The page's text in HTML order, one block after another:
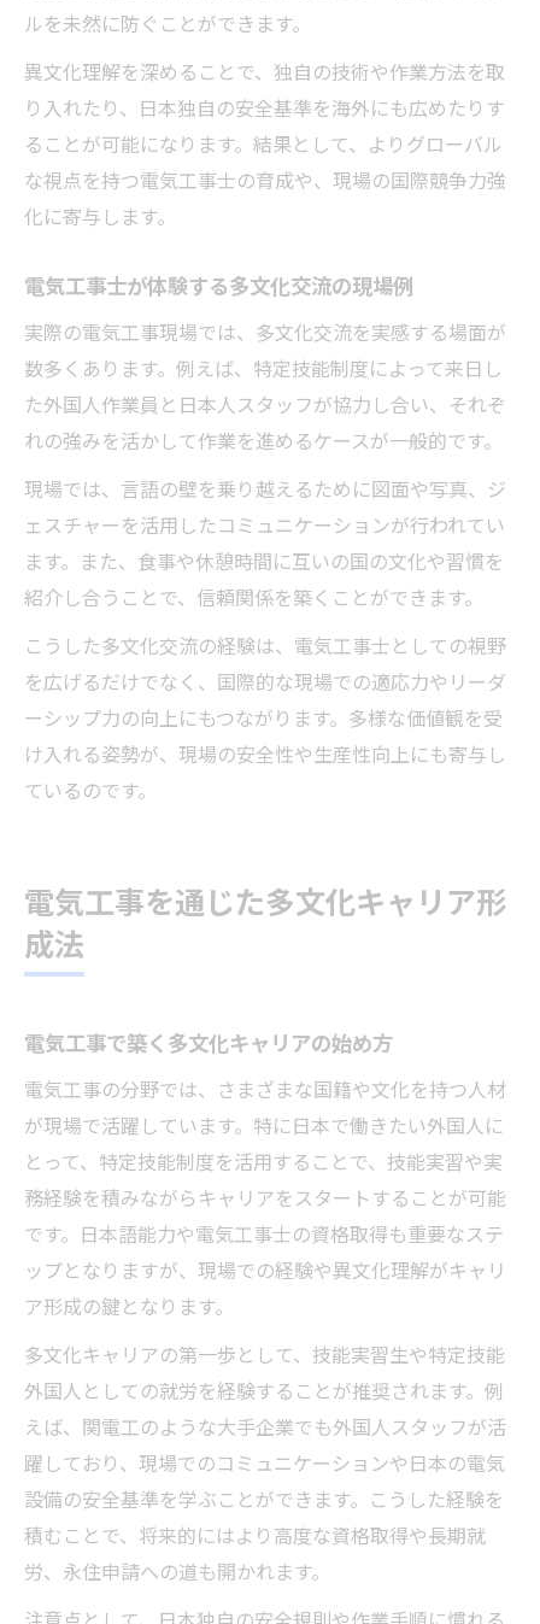
ルを未然に防ぐことができます。
異文化理解を深めることで、独自の技術や作業方法を取
り入れたり、日本独自の安全基準を海外にも広めたりす
ることが可能になります。結果として、よりグローバル
な視点を持つ電気工事士の育成や、現場の国際競争力強
化に寄与します。
電気工事士が体験する多文化交流の現場例
実際の電気工事現場では、多文化交流を実感する場面が
数多くあります。例えば、特定技能制度によって来日し
た外国人作業員と日本人スタッフが協力し合い、それぞ
れの強みを活かして作業を進めるケースが一般的です。
現場では、言語の壁を乗り越えるために図面や写真、ジ
ェスチャーを活用したコミュニケーションが行われてい
ます。また、食事や休憩時間に互いの国の文化や習慣を
紹介し合うことで、信頼関係を築くことができます。
こうした多文化交流の経験は、電気工事士としての視野
を広げるだけでなく、国際的な現場での適応力やリーダ
ーシップ力の向上にもつながります。多様な価値観を受
け入れる姿勢が、現場の安全性や生産性向上にも寄与し
ているのです。
電気工事を通じた多文化キャリア形
成法
電気工事で築く多文化キャリアの始め方
電気工事の分野では、さまざまな国籍や文化を持つ人材
が現場で活躍しています。特に日本で働きたい外国人に
とって、特定技能制度を活用することで、技能実習や実
務経験を積みながらキャリアをスタートすることが可能
です。日本語能力や電気工事士の資格取得も重要なステ
ップとなりますが、現場での経験や異文化理解がキャリ
ア形成の鍵となります。
多文化キャリアの第一歩として、技能実習生や特定技能
外国人としての就労を経験することが推奨されます。例
えば、関電工のような大手企業でも外国人スタッフが活
躍しており、現場でのコミュニケーションや日本の電気
設備の安全基準を学ぶことができます。こうした経験を
積むことで、将来的にはより高度な資格取得や長期就
労、永住申請への道も開かれます。